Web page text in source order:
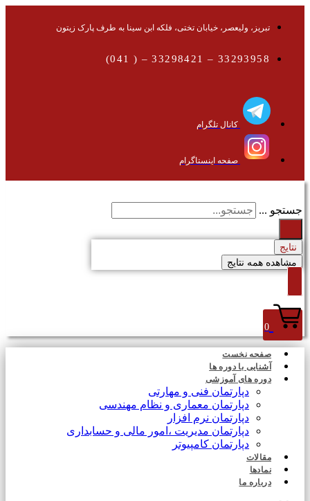
تبریز، ولیعصر، خیابان تختی، فلکه ابن سینا به طرف پارک زیتون
33293958 – 33298421 – ( 041)
کانال تلگرام
صفحه اینستاگرام
جستجو ...
نتایج
مشاهده همه نتایج
0
صفحه نخست
آشنایی با دوره ها
دوره های آموزشی
دپارتمان فنی و مهارتی
دپارتمان معماری و نظام مهندسی
دپارتمان نرم افزار
دپارتمان مدیریت ،امور مالی و حسابداری
دپارتمان کامپیوتر
مقالات
نمادها
درباره ما